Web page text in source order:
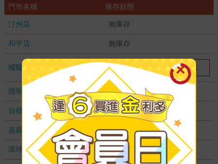
門市名稱 庫存狀態
汀州店 無庫存
和平店 無庫存
國醫加盟店 1 我要預留
德明加盟店 無庫存
台積店 無庫存
嘉義耐斯店 無庫存
環球店 無庫存